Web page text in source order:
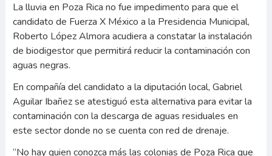
La lluvia en Poza Rica no fue impedimento para que el
candidato de Fuerza X México a la Presidencia Municipal,
Roberto López Almora acudiera a constatar la instalación
de biodigestor que permitirá reducir la contaminación con
aguas negras.
En compañía del candidato a la diputación local, Gabriel
Aguilar Ibañez se atestiguó esta alternativa para evitar la
contaminación con la descarga de aguas residuales en
este sector donde no se cuenta con red de drenaje.
“No hay quien conozca más las colonias de Poza Rica que